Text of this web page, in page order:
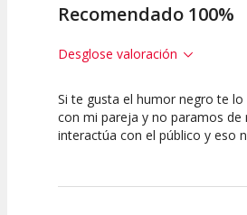
Recomendado 100%
Desglose valoración
10
Calidad del
10
Puesta en
Si te gusta el humor negro te lo
con mi pareja y no paramos de
interactúa con el público y eso